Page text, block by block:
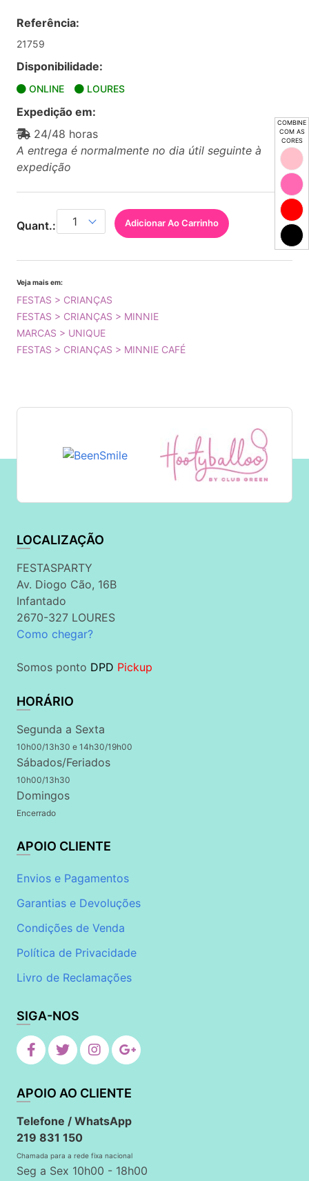
COMBINE
COM AS
CORES
Referência:
21759
Disponibilidade:
ONLINE LOURES
Expedição em:
24/48 horas
A entrega é normalmente no dia útil seguinte à
expedição
Quant.: Adicionar Ao Carrinho
Veja mais em:
FESTAS > CRIANÇAS
FESTAS > CRIANÇAS > MINNIE
MARCAS > UNIQUE
FESTAS > CRIANÇAS > MINNIE CAFÉ
LOCALIZAÇÃO
FESTASPARTY
Av. Diogo Cão, 16B
Infantado
2670-327 LOURES
Como chegar?
Somos ponto DPD Pickup
HORÁRIO
Segunda a Sexta
10h00/13h30 e 14h30/19h00
Sábados/Feriados
10h00/13h30
Domingos
Encerrado
APOIO CLIENTE
Envios e Pagamentos
Garantias e Devoluções
Condições de Venda
Política de Privacidade
Livro de Reclamações
SIGA-NOS
APOIO AO CLIENTE
Telefone / WhatsApp
219 831 150
Chamada para a rede fixa nacional
Seg a Sex 10h00 - 18h00